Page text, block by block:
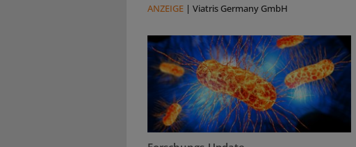
ANZEIGE | Viatris Germany GmbH